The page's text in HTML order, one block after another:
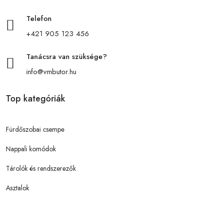
Telefon
+421 905 123 456
Tanácsra van szüksége?
info@vmbutor.hu
Top kategóriák
Fürdőszobai csempe
Nappali komódok
Tárolók és rendszerezők
Asztalok